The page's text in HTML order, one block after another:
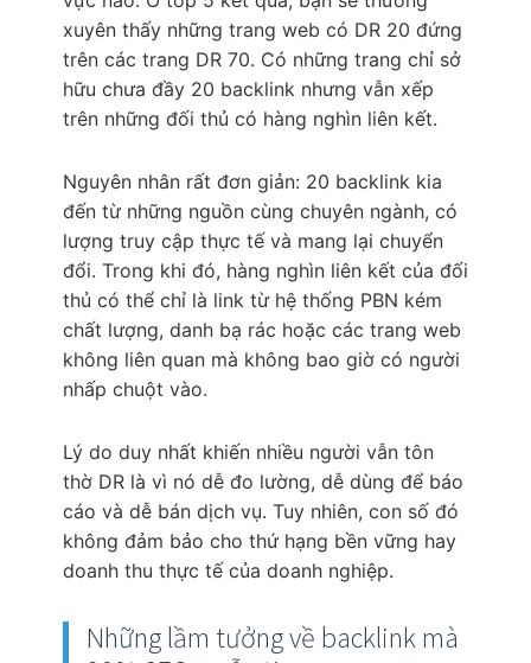
xuyên thấy những trang web có DR 20 đứng
trên các trang DR 70. Có những trang chỉ sở
hữu chưa đầy 20 backlink nhưng vẫn xếp
trên những đối thủ có hàng nghìn liên kết.
Nguyên nhân rất đơn giản: 20 backlink kia
đến từ những nguồn cùng chuyên ngành, có
lượng truy cập thực tế và mang lại chuyển
đổi. Trong khi đó, hàng nghìn liên kết của đối
thủ có thể chỉ là link từ hệ thống PBN kém
chất lượng, danh bạ rác hoặc các trang web
không liên quan mà không bao giờ có người
nhấp chuột vào.
Lý do duy nhất khiến nhiều người vẫn tôn
thờ DR là vì nó dễ đo lường, dễ dùng để báo
cáo và dễ bán dịch vụ. Tuy nhiên, con số đó
không đảm bảo cho thứ hạng bền vững hay
doanh thu thực tế của doanh nghiệp.
Những lầm tưởng về backlink mà